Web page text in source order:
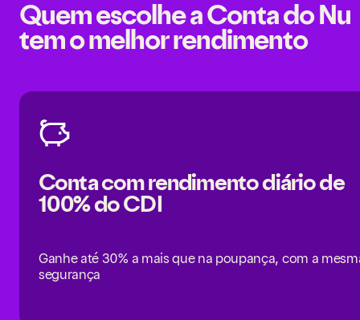
Quem escolhe a Conta do Nu
tem o melhor rendimento
Conta com rendimento diário de
100% do CDI
Ganhe até 30% a mais que na poupança, com a
segurança